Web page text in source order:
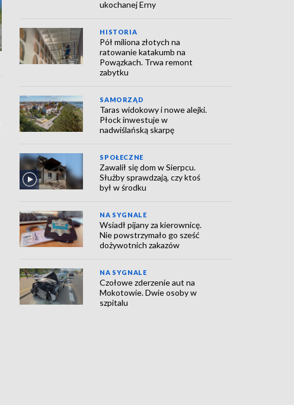
ukochanej Erny
HISTORIA
Pół miliona złotych na
ratowanie katakumb na
Powązkach. Trwa remont
zabytku
SAMORZĄD
Taras widokowy i nowe alejki.
Płock inwestuje w
nadwiślańską skarpę
SPOŁECZNE
Zawalił się dom w Sierpcu.
Służby sprawdzają, czy ktoś
był w środku
NA SYGNALE
Wsiadł pijany za kierownicę.
Nie powstrzymało go sześć
dożywotnich zakazów
NA SYGNALE
Czołowe zderzenie aut na
Mokotowie. Dwie osoby w
szpitalu